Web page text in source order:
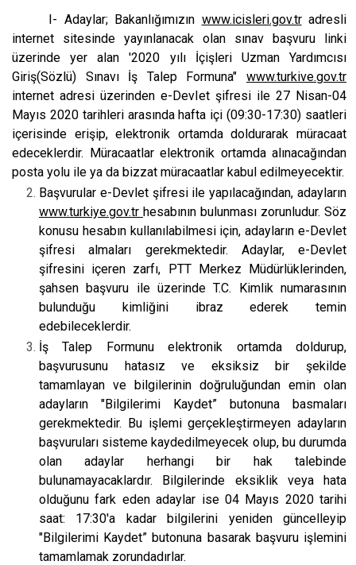
I- Adaylar; Bakanlığımızın www.icisleri.gov.tradresli
internet sitesinde yayınlanacak olan sınav başvuru linki
üzerinde yer alan '2020 yılı İçişleri Uzman Yardımcısı
Giriş(Sözlü) Sınavı İş Talep Formuna" www.turkive.gov.tr
internet adresi üzerinden e-DevIet şifresi ile 27 Nisan-04
Mayıs 2020 tarihleri arasında hafta içi (09:30-17:30) saatleri
içerisinde erişip, elektronik ortamda doldurarak müracaat
edeceklerdir. Müracaatlar elektronik ortamda alınacağından
posta yolu ile ya da bizzat müracaatlar kabul edilmeyecektir.
Başvurular e-Devlet şifresi ile yapılacağından, adayların
www.turkiye.gov.tr hesabının bulunması zorunludur. Söz
konusu hesabın kullanılabilmesi için, adayların e-Devlet
şifresi almaları gerekmektedir. Adaylar, e-Devlet
şifresini içeren zarfı, PTT Merkez Müdürlüklerinden,
şahsen başvuru ile üzerinde T.C. Kimlik numarasının
bulunduğu kimliğini ibraz ederek temin
edebileceklerdir.
İş Talep Formunu elektronik ortamda doldurup,
başvurusunu hatasız ve eksiksiz bir şekilde
tamamlayan ve bilgilerinin doğruluğundan emin olan
adayların "Bilgilerimi Kaydet” butonuna basmaları
gerekmektedir. Bu işlemi gerçekleştirmeyen adayların
başvuruları sisteme kaydedilmeyecek olup, bu durumda
olan adaylar herhangi bir hak talebinde
bulunamayacaklardır. Bilgilerinde eksiklik veya hata
olduğunu fark eden adaylar ise 04 Mayıs 2020 tarihi
saat: 17:30'a kadar bilgilerini yeniden güncelleyip
"Bilgilerimi Kaydet” butonuna basarak başvuru işlemini
tamamlamak zorundadırlar.